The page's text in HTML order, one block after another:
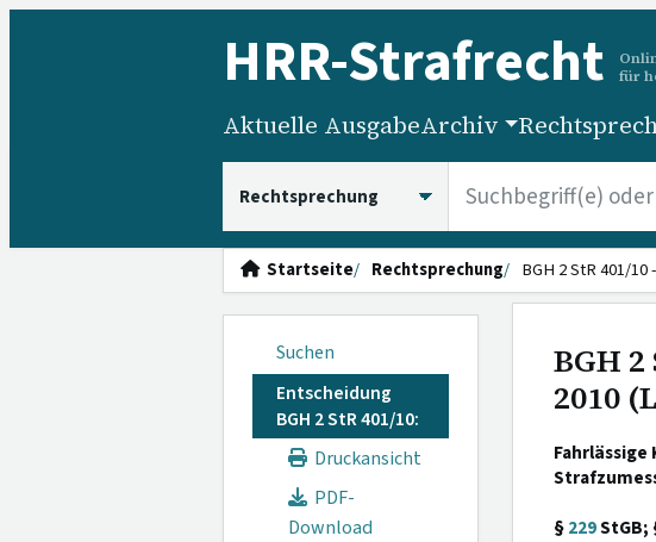
HRR-Strafrecht
für
Aktuelle AusgabeArchiv
Startseite Rechtsprechung BGH 2 StR 401/10
Suchen
Entscheidung
BGH 2 StR 401/10:
Druckansicht
PDF-
Download
BGH
2010
§229StGB;